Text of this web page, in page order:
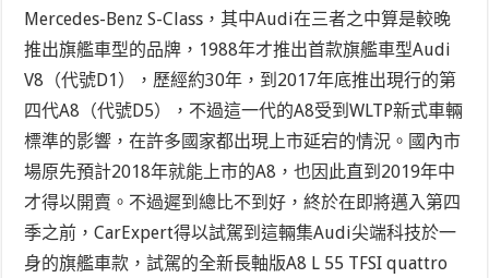
Mercedes-Benz S-Class，其中Audi在三者之中算是較晚
推出旗艦車型的品牌，1988年才推出首款旗艦車型Audi
V8（代號D1），歷經約30年，到2017年底推出現行的第
四代A8（代號D5），不過這一代的A8受到WLTP新式車輛
標準的影響，在許多國家都出現上市延宕的情況。國內市
場原先預計2018年就能上市的A8，也因此直到2019年中
才得以開賣。不過遲到總比不到好，終於在即將邁入第四
季之前，CarExpert得以試駕到這輛集Audi尖端科技於一
身的旗艦車款，試駕的全新長軸版A8 L 55 TFSI quattro